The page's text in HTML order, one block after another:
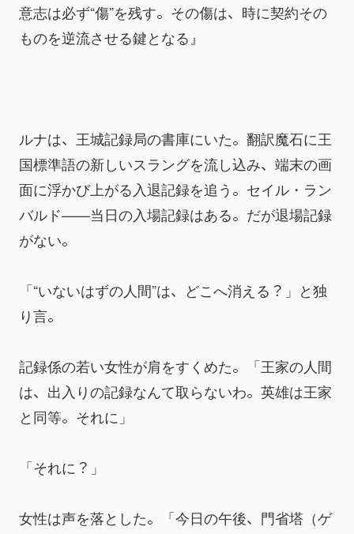
意志は必ず“傷”を残す。その傷は、時に契約その
ものを逆流させる鍵となる』
ルナは、王城記録局の書庫にいた。翻訳魔石に王
国標準語の新しいスラングを流し込み、端末の画
面に浮かび上がる入退記録を追う。セイル・ラン
バルド——当日の入場記録はある。だが退場記録
がない。
「“いないはずの人間”は、どこへ消える？」と独
り言。
記録係の若い女性が肩をすくめた。「王家の人間
は、出入りの記録なんて取らないわ。英雄は王家
と同等。それに」
「それに？」
女性は声を落とした。「今日の午後、門省塔（ゲ